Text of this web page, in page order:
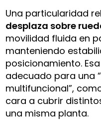
Una particularidad
desplaza sobre
movilidad fluida en
manteniendo
posicionamiento.
adecuado para una
multifuncional”,
cara a cubrir
una misma planta.